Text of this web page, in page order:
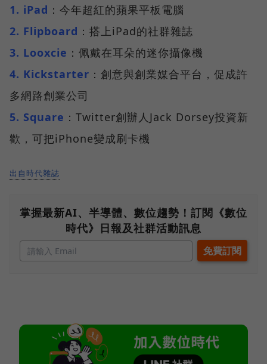
1. iPad ：今年超紅的蘋果平板電腦
2. Flipboard ：搭上iPad的社群雜誌
3. Looxcie ：佩戴在耳朵的迷你攝像機
4. Kickstarter ：創意與創業媒合平台，促成許
多網路創業公司
5. Square ：Twitter創辦人Jack Dorsey投資新
歡，可把iPhone變成刷卡機
出自時代雜誌
掌握最新AI、半導體、數位趨勢！訂閱《數位
時代》日報及社群活動訊息